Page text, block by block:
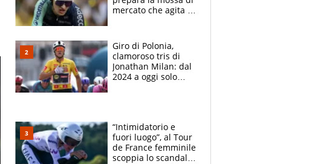
mercato che agita la
a Burgos
Giro di Polonia,
clamoroso tris di
Jonathan Milan: dal
2024 a oggi solo
“Intimidatorio e
fuori luogo”, al Tour
de France femminile
scoppia lo scandalo: